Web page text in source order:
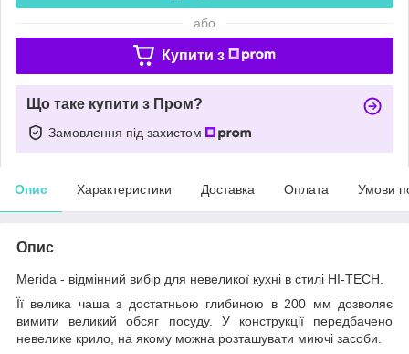
або
Купити з
Що таке купити з Пром?
Замовлення під захистом
Опис Характеристики Доставка Оплата Умови
Опис
Merida - відмінний вибір для невеликої кухні в стилі HI-TECH.
Її велика чаша з достатньою глибиною в 200 мм дозволяє
вимити великий обсяг посуду. У конструкції передбачено
невелике крило, на якому можна розташувати миючі засоби.